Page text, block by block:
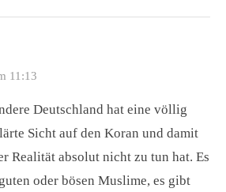
11:13
Deutschland hat eine völlig
Sicht auf den Koran und damit
Realität absolut nicht zu tun hat. Es
oder bösen Muslime, es gibt